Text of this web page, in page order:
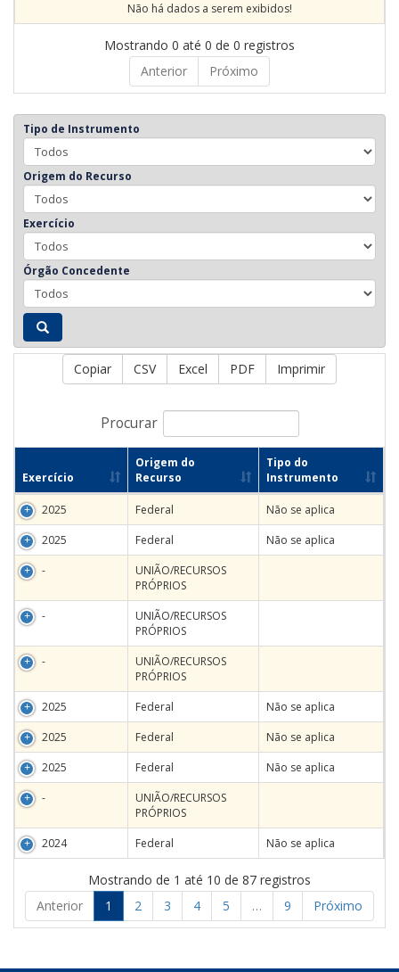
Não há dados a serem exibidos!
Mostrando 0 até 0 de 0 registros
Anterior
Próximo
Tipo de Instrumento
Origem do Recurso
Exercício
Órgão Concedente
Copiar CSV Excel PDF Imprimir
Procurar
Exercício
Origem do
Recurso
Tipo do
Instrumento
2025 Federal
Não se aplica
2025
Federal
Não se aplica
-
UNIÃO/RECURSOS
PRÓPRIOS
-
UNIÃO/RECURSOS
PRÓPRIOS
-
UNIÃO/RECURSOS
PRÓPRIOS
2025
Federal
Não se aplica
2025
Federal
Não se aplica
2025
Federal
Não se aplica
-
UNIÃO/RECURSOS
PRÓPRIOS
2024
Federal Não se aplica
Mostrando de 1 até 10 de 87 registros
Anterior
1 2 3 4 5 … 9 Próximo